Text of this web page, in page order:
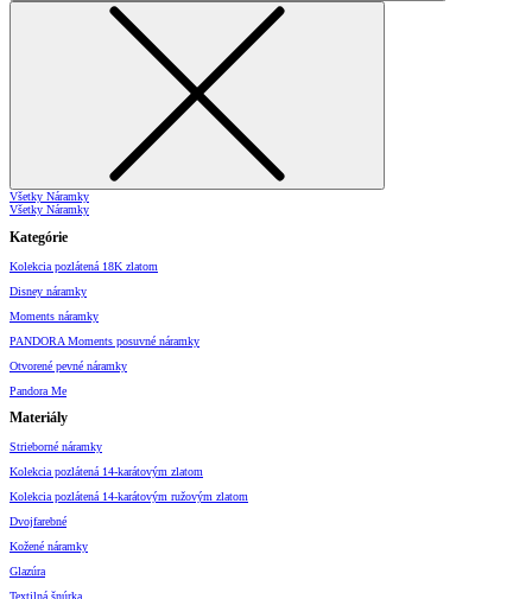
Všetky Náramky
Všetky Náramky
Kategórie
Kolekcia pozlátená 18K zlatom
Disney náramky
Moments náramky
PANDORA Moments posuvné náramky
Otvorené pevné náramky
Pandora Me
Materiály
Strieborné náramky
Kolekcia pozlátená 14-karátovým zlatom
Kolekcia pozlátená 14-karátovým ružovým zlatom
Dvojfarebné
Kožené náramky
Glazúra
Textilná šnúrka